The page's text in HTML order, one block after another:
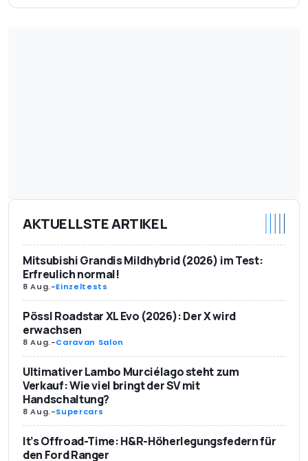
AKTUELLSTE ARTIKEL
Mitsubishi Grandis Mildhybrid (2026) im Test:
Erfreulich normal!
8 Aug.-Einzeltests
Pössl Roadstar XL Evo (2026): Der X wird
erwachsen
8 Aug.-Caravan Salon
Ultimativer Lambo Murciélago steht zum
Verkauf: Wie viel bringt der SV mit
Handschaltung?
8 Aug.-Supercars
It’s Offroad-Time: H&R-Höherlegungsfedern für
den Ford Ranger